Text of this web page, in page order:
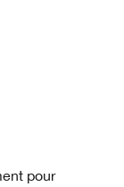
pour